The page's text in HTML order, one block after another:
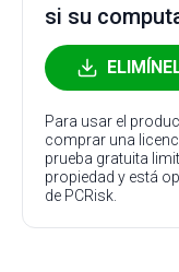
si su
Para usar el
comprar una
prueba gratuita
propiedad y está
de PCRisk.